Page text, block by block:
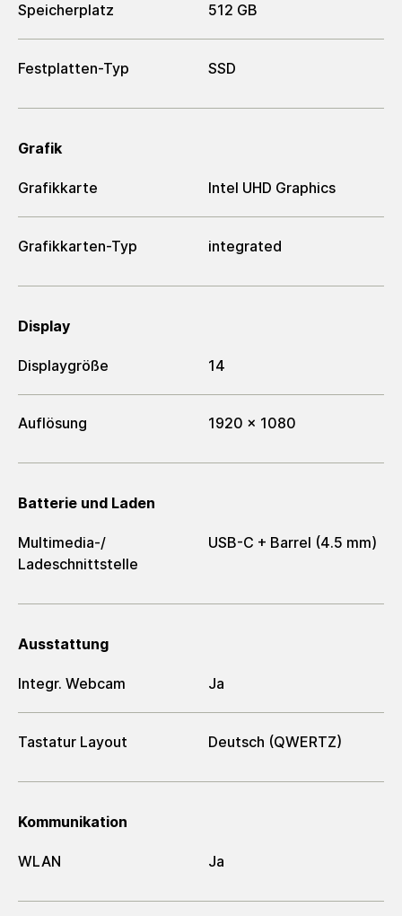
Speicherplatz 512 GB
Festplatten-Typ SSD
Grafik
Grafikkarte Intel UHD Graphics
Grafikkarten-Typ integrated
Display
Displaygröße 14
Auflösung 1920 x 1080
Batterie und Laden
Multimedia-/​
Ladeschnittstelle
USB-C + Barrel (4.5 mm)
Ausstattung
Integr. Webcam Ja
Tastatur Layout Deutsch (QWERTZ)
Kommunikation
WLAN Ja